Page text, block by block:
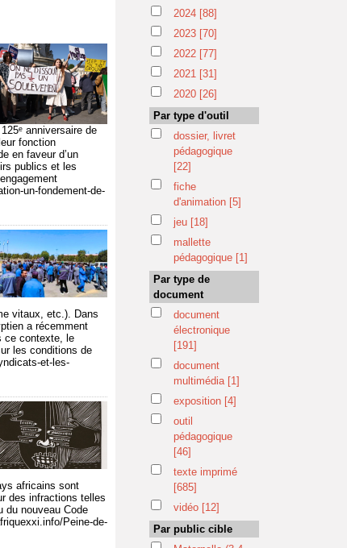
anniversaire de
fonction
en faveur d’un
publics et les
un-fondement-de-
vitaux, etc.). Dans
a récemment
ce contexte, le
les conditions de
et-les-
africains sont
des infractions telles
du nouveau Code
Peine-de-
2024 [88]
2023 [70]
2022 [77]
2021 [31]
2020 [26]
Par type d'outil
dossier, livret
pédagogique
[22]
fiche
d'animation [5]
jeu [18]
mallette
pédagogique [1]
Par type de
document
document
électronique
[191]
document
multimédia [1]
exposition [4]
outil
pédagogique
[46]
texte imprimé
[685]
vidéo [12]
Par public cible